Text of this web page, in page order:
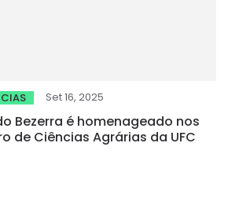
Set 16, 2025
Bezerra é homenageado nos
de Ciências Agrárias da UFC